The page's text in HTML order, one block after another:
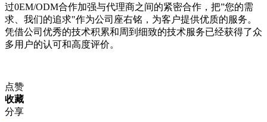
过0EM/ODM合作加强与代理商之间的紧密合作，把”您的需
求、我们的追求"作为公司座右铭，为客户提供优质的服务。
凭借公司优秀的技术积累和周到细致的技术服务已经获得了众
多用户的认可和高度评价。
点赞
收藏
分享